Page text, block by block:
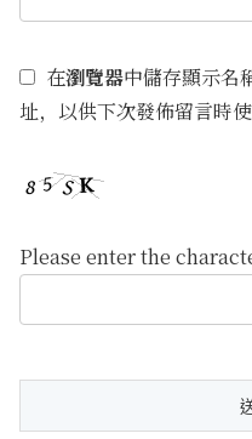
在瀏覽器中儲存顯示名
址，以供下次發佈留言時使
Please enter the